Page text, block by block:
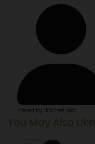
Added by : KamerLyrics
You May Also Like